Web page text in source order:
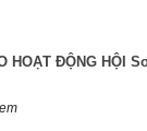
HOẠT ĐỘNG HỘI